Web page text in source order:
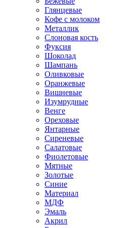
Глянцевые
Кофе с молоком
Металлик
Слоновая кость
Фуксия
Шоколад
Шампань
Оливковые
Оранжевые
Вишневые
Изумрудные
Венге
Ореховые
Янтарные
Сиреневые
Салатовые
Фиолетовые
Мятные
Золотые
Синие
Материал
МДФ
Эмаль
Акрил